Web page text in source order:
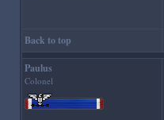
Back to top
Paulus
Colonel